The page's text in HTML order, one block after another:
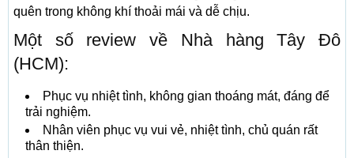
quên trong không khí thoải mái và dễ chịu.
Một số review về Nhà hàng Tây Đô
(HCM):
Phục vụ nhiệt tình, không gian thoáng mát, đáng để
trải nghiệm.
Nhân viên phục vụ vui vẻ, nhiệt tình, chủ quán rất
thân thiện.